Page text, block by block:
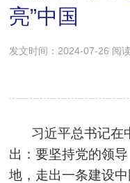
亮”中国
发文时间：2024-07-26 阅
习近平总书记在
出：要坚持党的领
地，走出一条建设